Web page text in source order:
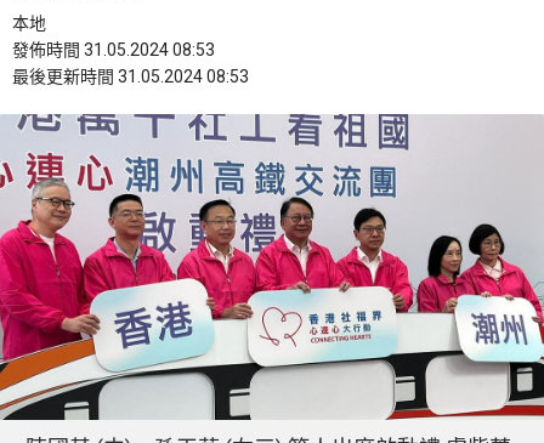
本地
發佈時間 31.05.2024 08:53
最後更新時間 31.05.2024 08:53